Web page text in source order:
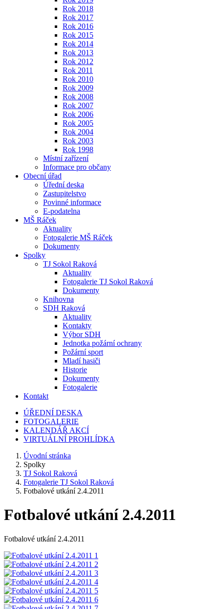
Rok 2018
Rok 2017
Rok 2016
Rok 2015
Rok 2014
Rok 2013
Rok 2012
Rok 2011
Rok 2010
Rok 2009
Rok 2008
Rok 2007
Rok 2006
Rok 2005
Rok 2004
Rok 2003
Rok 1998
Místní zařízení
Informace pro občany
Obecní úřad
Úřední deska
Zastupitelstvo
Povinné informace
E-podatelna
MŠ Ráček
Aktuality
Fotogalerie MŠ Ráček
Dokumenty
Spolky
TJ Sokol Raková
Aktuality
Fotogalerie TJ Sokol Raková
Dokumenty
Knihovna
SDH Raková
Aktuality
Kontakty
Výbor SDH
Jednotka požární ochrany
Požární sport
Mladí hasiči
Historie
Dokumenty
Fotogalerie
Kontakt
ÚŘEDNÍ DESKA
FOTOGALERIE
KALENDÁŘ AKCÍ
VIRTUÁLNÍ PROHLÍDKA
Úvodní stránka
Spolky
TJ Sokol Raková
Fotogalerie TJ Sokol Raková
Fotbalové utkání 2.4.2011
Fotbalové utkání 2.4.2011
Fotbalové utkání 2.4.2011